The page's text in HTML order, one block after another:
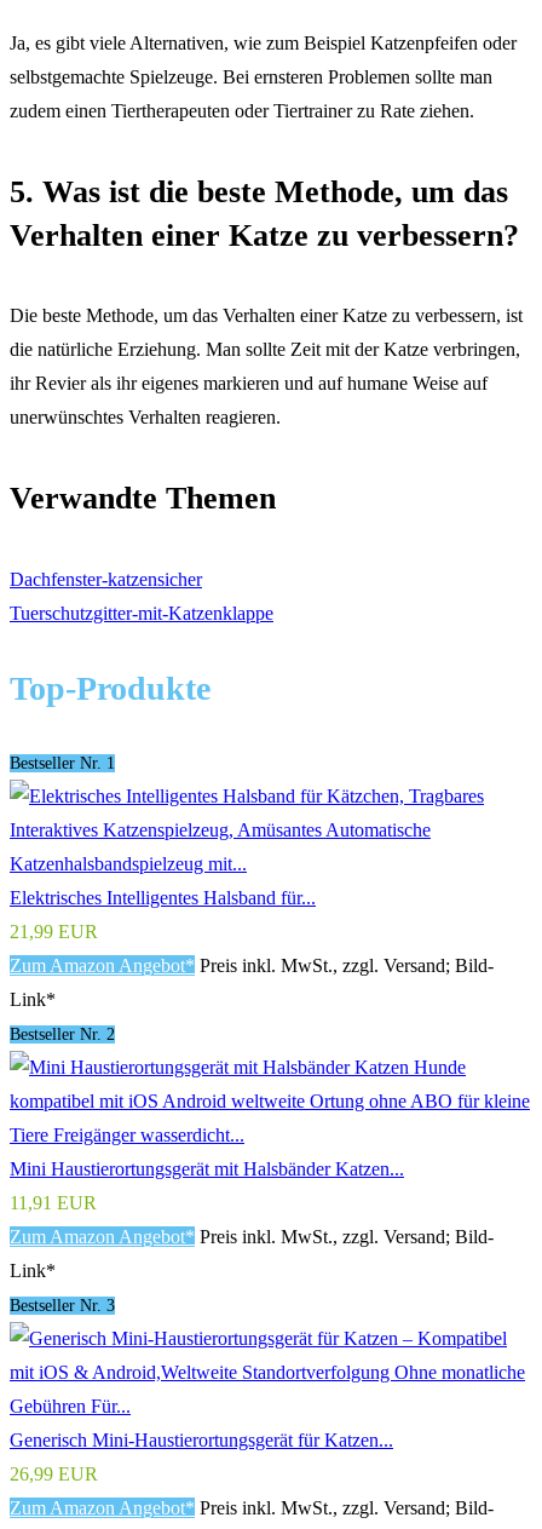
Ja, es gibt viele Alternativen, wie zum Beispiel Katzenpfeifen oder
selbstgemachte Spielzeuge. Bei ernsteren Problemen sollte man
zudem einen Tiertherapeuten oder Tiertrainer zu Rate ziehen.
5. Was ist die beste Methode, um das
Verhalten einer Katze zu verbessern?
Die beste Methode, um das Verhalten einer Katze zu verbessern, ist
die natürliche Erziehung. Man sollte Zeit mit der Katze verbringen,
ihr Revier als ihr eigenes markieren und auf humane Weise auf
unerwünschtes Verhalten reagieren.
Verwandte Themen
Dachfenster-katzensicher
Tuerschutzgitter-mit-Katzenklappe
Top-Produkte
Bestseller Nr. 1
Elektrisches Intelligentes Halsband für...
21,99 EUR
Zum Amazon Angebot* Preis inkl. MwSt., zzgl. Versand; Bild-
Link*
Bestseller Nr. 2
Mini Haustierortungsgerät mit Halsbänder Katzen...
11,91 EUR
Zum Amazon Angebot* Preis inkl. MwSt., zzgl. Versand; Bild-
Link*
Bestseller Nr. 3
Generisch Mini-Haustierortungsgerät für Katzen...
26,99 EUR
Zum Amazon Angebot* Preis inkl. MwSt., zzgl. Versand; Bild-